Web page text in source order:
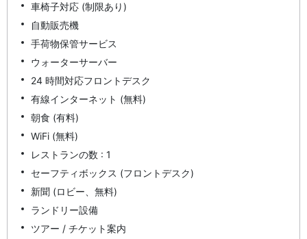
車椅子対応 (制限あり)
自動販売機
手荷物保管サービス
ウォーターサーバー
24 時間対応フロントデスク
有線インターネット (無料)
朝食 (有料)
WiFi (無料)
レストランの数 : 1
セーフティボックス (フロントデスク)
新聞 (ロビー、無料)
ランドリー設備
ツアー / チケット案内